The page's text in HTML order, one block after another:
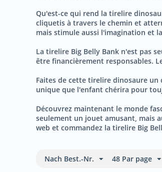
Qu'est-ce qui rend la tirelire
cliquetis à travers le chemin et
mais stimule aussi l'imagination et
La tirelire Big Belly Bank n'est pas
être financièrement responsables.
Faites de cette tirelire dinosaure
unique que l'enfant chérira pour
Découvrez maintenant le monde
seulement un jouet amusant, mais
web et commandez la tirelire Big
Nach Best.-Nr. 48 Par page